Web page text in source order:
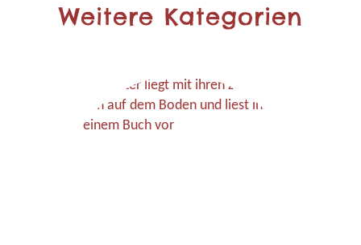
Weitere Kategorien